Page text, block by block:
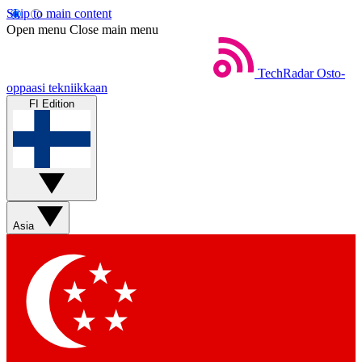
Skip to main content
Open menu Close main menu
TechRadar Osto-
oppaasi tekniikkaan
FI Edition
Asia